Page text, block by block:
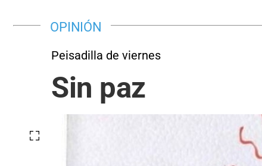
OPINIÓN
Peisadilla de viernes
Sin paz